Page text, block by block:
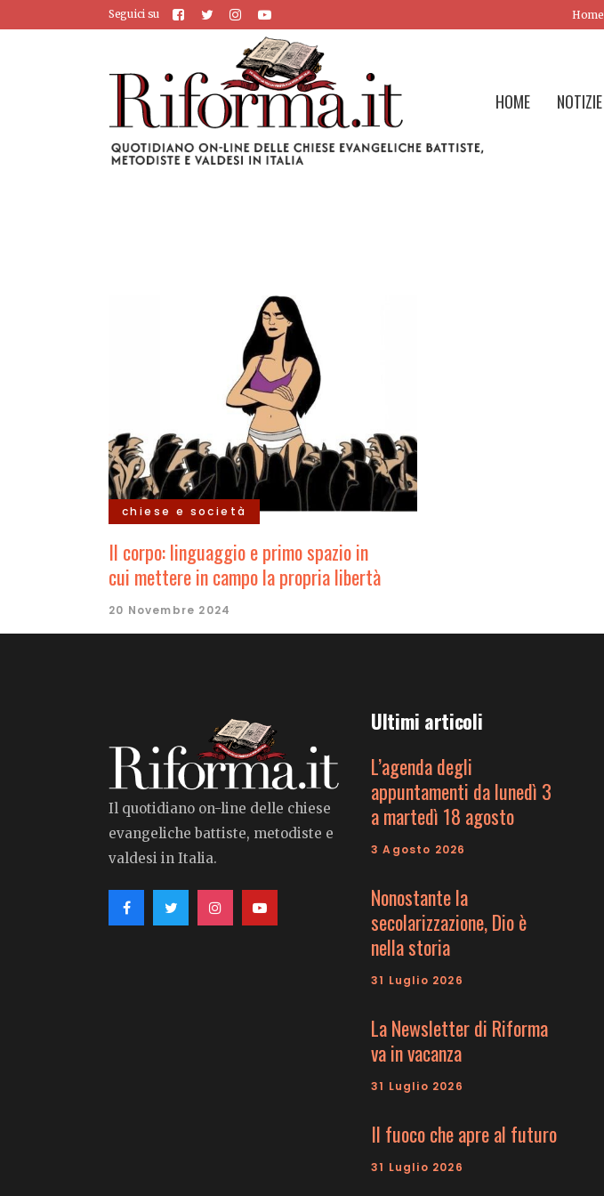
Seguici su Home
HOME NOTIZIE
chiese e società
Il corpo: linguaggio e primo spazio in
cui mettere in campo la propria libertà
20 Novembre 2024
Il quotidiano on-line delle chiese
evangeliche battiste, metodiste e
valdesi in Italia.
Ultimi articoli
L’agenda degli
appuntamenti da lunedì 3
a martedì 18 agosto
3 Agosto 2026
Nonostante la
secolarizzazione, Dio è
nella storia
31 Luglio 2026
La Newsletter di Riforma
va in vacanza
31 Luglio 2026
Il fuoco che apre al futuro
31 Luglio 2026